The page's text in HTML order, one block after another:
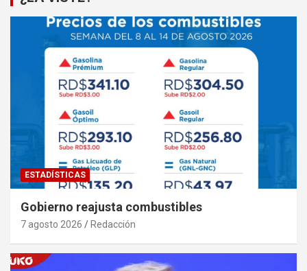
ESTADÍSTICAS
Gobierno reajusta combustibles
7 agosto 2026 Redacción